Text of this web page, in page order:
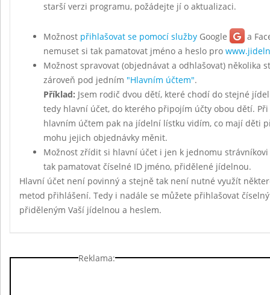
starší verzi programu, požádejte jí o aktualizaci.
Možnost přihlašovat se pomocí služby Google
a
nemuset si tak pamatovat jméno a heslo pro
Možnost spravovat (objednávat a odhlašovat) několika
zároveň pod jedním "Hlavním účtem".
Příklad: Jsem rodič dvou dětí, které chodí do stejné
tedy hlavní účet, do kterého připojím účty obou dětí.
hlavním účtem pak na jídelní lístku vidím, co mají děti
mohu jejich objednávky měnit.
Možnost zřídit si hlavní účet i jen k jednomu
tak pamatovat číselné ID jméno, přidělené jídelnou.
Hlavní účet není povinný a stejně tak není nutné využít
metod přihlášení. Tedy i nadále se můžete přihlašovat
přiděleným Vaší jídelnou a heslem.
Reklama: